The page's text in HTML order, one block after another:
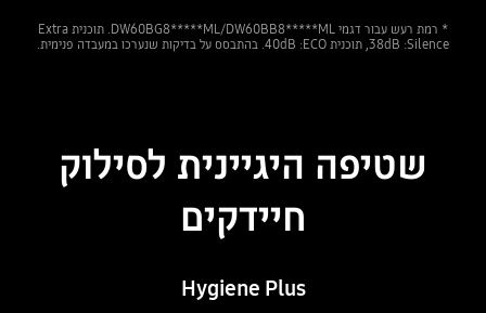
* רמת רעש עבור דגמי DW60BG8*****ML/DW60BB8*****ML. תוכנית Extra
Silence‏: 38dB, תוכנית ECO:‏ 40dB. בהתבסס על בדיקות שנערכו במעבדה פנימית.
שטיפה היגיינית לסילוק
חיידקים
Hygiene Plus